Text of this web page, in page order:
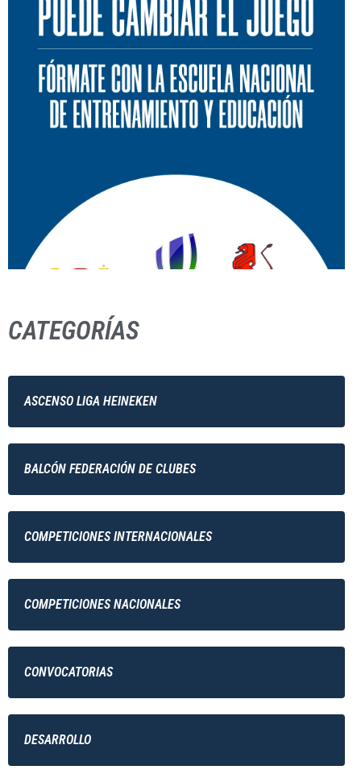
CATEGORÍAS
ASCENSO LIGA HEINEKEN
BALCÓN FEDERACIÓN DE CLUBES
COMPETICIONES INTERNACIONALES
COMPETICIONES NACIONALES
CONVOCATORIAS
DESARROLLO